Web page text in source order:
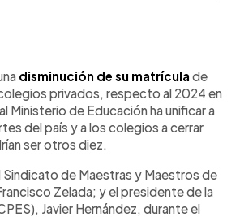
disminución de su matrícula de
privados, respecto al 2024 en
Ministerio de Educación ha unificar a
del país y a los colegios a cerrar
ser otros diez.
de Maestras y Maestros de
Zelada; y el presidente de la
Javier Hernández, durante el